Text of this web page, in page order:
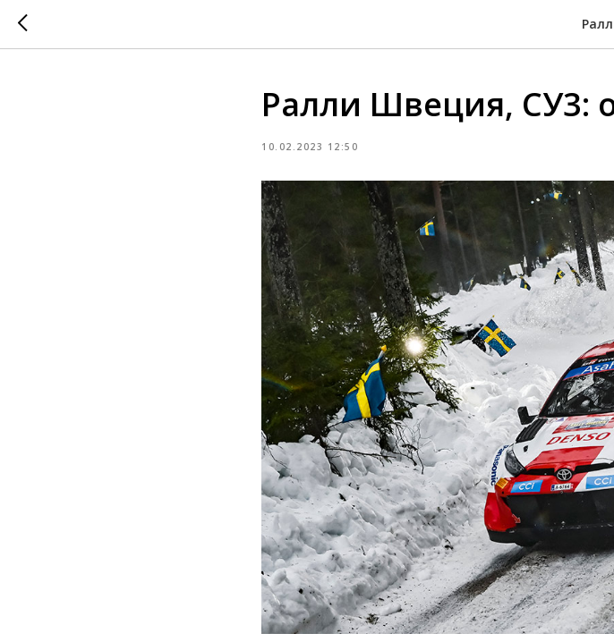
Ралли Швеция, СУ3:
10.02.2023 12:50